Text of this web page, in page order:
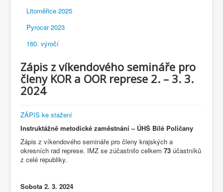
Litoměřice 2025
Pyrocar 2023
160. výročí
Zápis z víkendového semináře pro
členy KOR a OOR represe 2. – 3. 3.
2024
ZÁPIS ke stažení
Instruktážně metodické zaměstnání – ÚHŠ Bílé Poličany
Zápis z víkendového semináře pro členy krajských a
okresních rad represe. IMZ se zúčastnilo celkem 73 účastníků
z celé republiky.
Sobota 2. 3. 2024